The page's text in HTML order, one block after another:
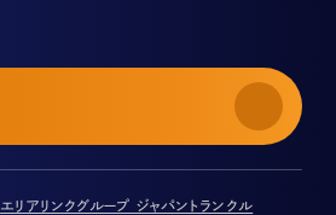
エリアリンクグループ ジャパントランクル